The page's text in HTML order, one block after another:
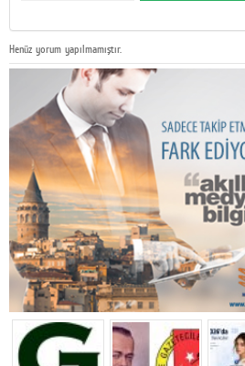
Henüz yorum yapılmamıştır.